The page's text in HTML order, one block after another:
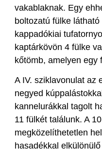
vakablaknak. Egy
boltozatú fülke
kappadókiai
kaptárkövön 4 fülke
kőtömb, amelyen egy
A IV. sziklavonulat az
negyed
kannelurákkal tagolt
11 fülkét találunk. A
megközelíthetetlen
hasadékkal